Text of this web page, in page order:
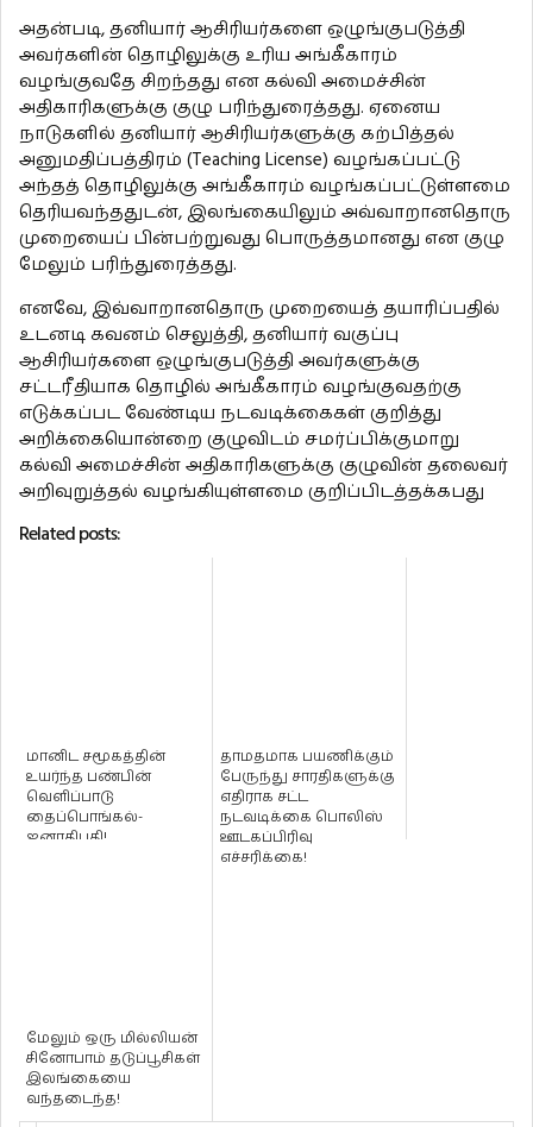
அதன்படி, தனியார் ஆசிரியர்களை ஒழுங்குபடுத்தி
அவர்களின் தொழிலுக்கு உரிய அங்கீகாரம்
வழங்குவதே சிறந்தது என கல்வி அமைச்சின்
அதிகாரிகளுக்கு குழு பரிந்துரைத்தது. ஏனைய
நாடுகளில் தனியார் ஆசிரியர்களுக்கு கற்பித்தல்
அனுமதிப்பத்திரம் (Teaching License) வழங்கப்பட்டு
அந்தத் தொழிலுக்கு அங்கீகாரம் வழங்கப்பட்டுள்ளமை
தெரியவந்ததுடன், இலங்கையிலும் அவ்வாறானதொரு
முறையைப் பின்பற்றுவது பொருத்தமானது என குழு
மேலும் பரிந்துரைத்தது.
எனவே, இவ்வாறானதொரு முறையைத் தயாரிப்பதில்
உடனடி கவனம் செலுத்தி, தனியார் வகுப்பு
ஆசிரியர்களை ஒழுங்குபடுத்தி அவர்களுக்கு
சட்டரீதியாக தொழில் அங்கீகாரம் வழங்குவதற்கு
எடுக்கப்பட வேண்டிய நடவடிக்கைகள் குறித்து
அறிக்கையொன்றை குழுவிடம் சமர்ப்பிக்குமாறு
கல்வி அமைச்சின் அதிகாரிகளுக்கு குழுவின் தலைவர்
அறிவுறுத்தல் வழங்கியுள்ளமை குறிப்பிடத்தக்கபது
Related posts:
மானிட சமூகத்தின்
உயர்ந்த பண்பின்
வெளிப்பாடு
தைப்பொங்கல்-
ஜனாதிபதி!
தாமதமாக பயணிக்கும்
பேருந்து சாரதிகளுக்கு
எதிராக சட்ட
நடவடிக்கை பொலிஸ்
ஊடகப்பிரிவு
எச்சரிக்கை!
மேலும் ஒரு மில்லியன்
சினோபாம் தடுப்பூசிகள்
இலங்கையை
வந்தடைந்த!